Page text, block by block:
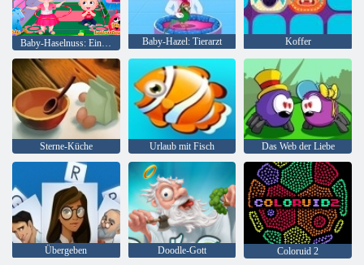
Baby-Hazel: Tierarzt Koffer
Sterne-Küche Urlaub mit Fisch Das Web der Liebe
Übergeben Doodle-Gott
Coloruid 2